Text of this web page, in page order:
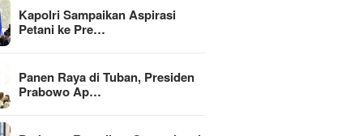
Kapolri Sampaikan Aspirasi
Petani ke Pre…
Panen Raya di Tuban, Presiden
Prabowo Ap…